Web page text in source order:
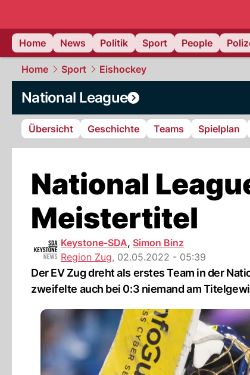
Home
News Politik Sport People
Home Sport Eishockey
National League
Übersicht Geschichte Teams Spielplan
National
Meistertitel
Keystone-SDA, Simon Binz
Region Zug, 02.05.2022 - 05:39
Der EV Zug dreht als erstes Team in der
zweifelte auch bei 0:3 niemand am